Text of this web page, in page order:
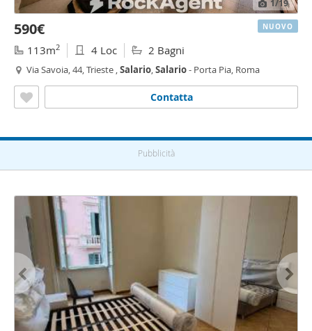
1 /19
590€
113m2 4 Loc 2 Bagni
Via Savoia, 44, Trieste ,Salario,Salario- Porta Pia, Roma
Contatta
NUOVO
Pubblicità